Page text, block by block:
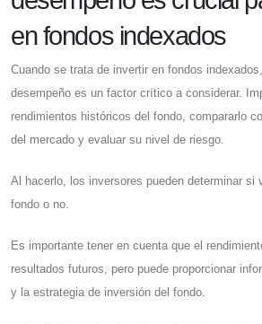
en fondos indexados
Cuando se trata de invertir en fondos
desempeño es un factor crítico a considerar.
rendimientos históricos del fondo, compararlo
del mercado y evaluar su nivel de riesgo.
Al hacerlo, los inversores pueden determinar si
fondo o no.
Es importante tener en cuenta que el
resultados futuros, pero puede proporcionar
y la estrategia de inversión del fondo.